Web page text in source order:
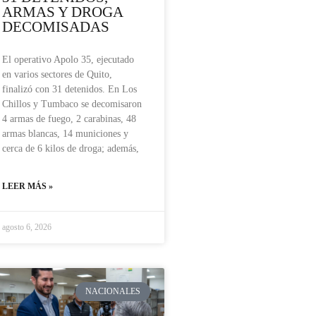
ARMAS Y DROGA
DECOMISADAS
El operativo Apolo 35, ejecutado
en varios sectores de Quito,
finalizó con 31 detenidos. En Los
Chillos y Tumbaco se decomisaron
4 armas de fuego, 2 carabinas, 48
armas blancas, 14 municiones y
cerca de 6 kilos de droga; además,
LEER MÁS »
agosto 6, 2026
NACIONALES